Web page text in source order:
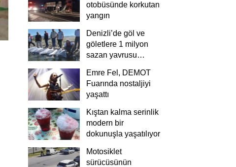
otobüsünde korkutan
yangın
Denizli’de göl ve
göletlere 1 milyon
sazan yavrusu
Emre Fel, DEMOT
Fuarında nostaljiyi
yaşattı
Kıştan kalma serinlik
modern bir
dokunuşla yaşatılıyor
Motosiklet
sürücüsünün